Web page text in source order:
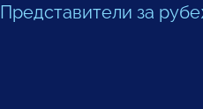
Представители за